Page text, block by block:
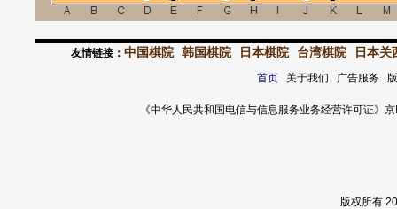
友情链接： 中国棋院 韩国棋院 日本棋院 台湾棋院 日本关
首页关于我们 广告服务
《中华人民共和国电信与信息服务业务经营许可证
版权所有